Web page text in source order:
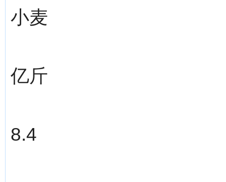
小麦
亿斤
8.4